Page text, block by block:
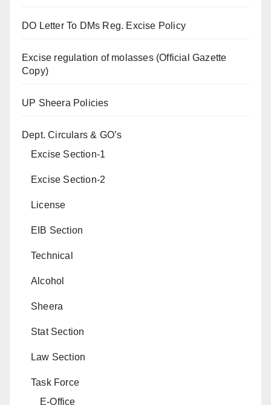
DO Letter To DMs Reg. Excise Policy
Excise regulation of molasses (Official Gazette
Copy)
UP Sheera Policies
Dept. Circulars & GO’s
Excise Section-1
Excise Section-2
License
EIB Section
Technical
Alcohol
Sheera
Stat Section
Law Section
Task Force
E-Office